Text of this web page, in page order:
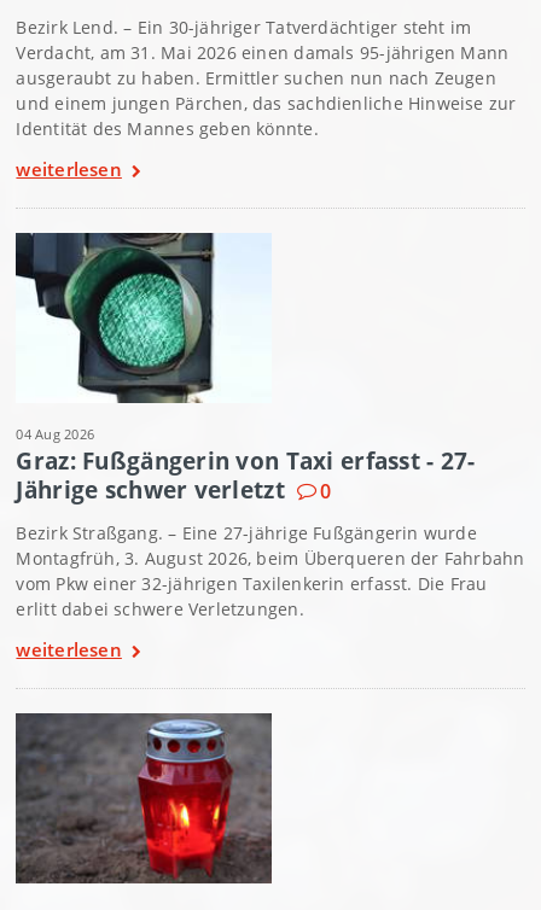
Bezirk Lend. – Ein 30-jähriger Tatverdächtiger steht im
Verdacht, am 31. Mai 2026 einen damals 95-jährigen Mann
ausgeraubt zu haben. Ermittler suchen nun nach Zeugen
und einem jungen Pärchen, das sachdienliche Hinweise zur
Identität des Mannes geben könnte.
weiterlesen
04 Aug 2026
Graz: Fußgängerin von Taxi erfasst - 27-
Jährige schwer verletzt
0
Bezirk Straßgang. – Eine 27-jährige Fußgängerin wurde
Montagfrüh, 3. August 2026, beim Überqueren der Fahrbahn
vom Pkw einer 32-jährigen Taxilenkerin erfasst. Die Frau
erlitt dabei schwere Verletzungen.
weiterlesen